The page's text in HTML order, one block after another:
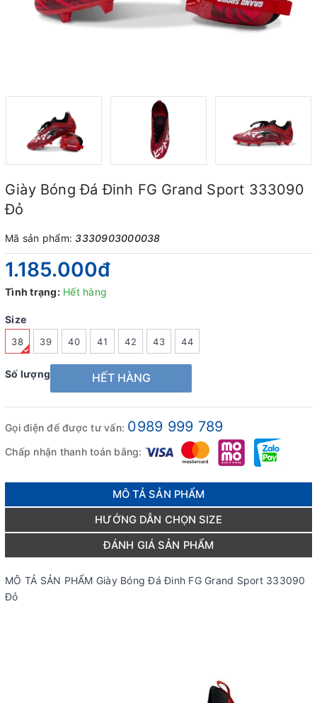
Giày Bóng Đá Đinh FG Grand Sport 333090
Đỏ
Mã sản phẩm:3330903000038
1.185.000₫
Tình trạng: Hết hàng
Size
38 39 40 41 42 43 44
Số lượng HẾT HÀNG
Gọi điện để được tư vấn: 0989 999 789
Chấp nhận thanh toán bằng:
MÔ TẢ SẢN PHẨM
HƯỚNG DẪN CHỌN SIZE
ĐÁNH GIÁ SẢN PHẨM
MÔ TẢ SẢN PHẨM Giày Bóng Đá Đinh FG Grand Sport 333090
Đỏ